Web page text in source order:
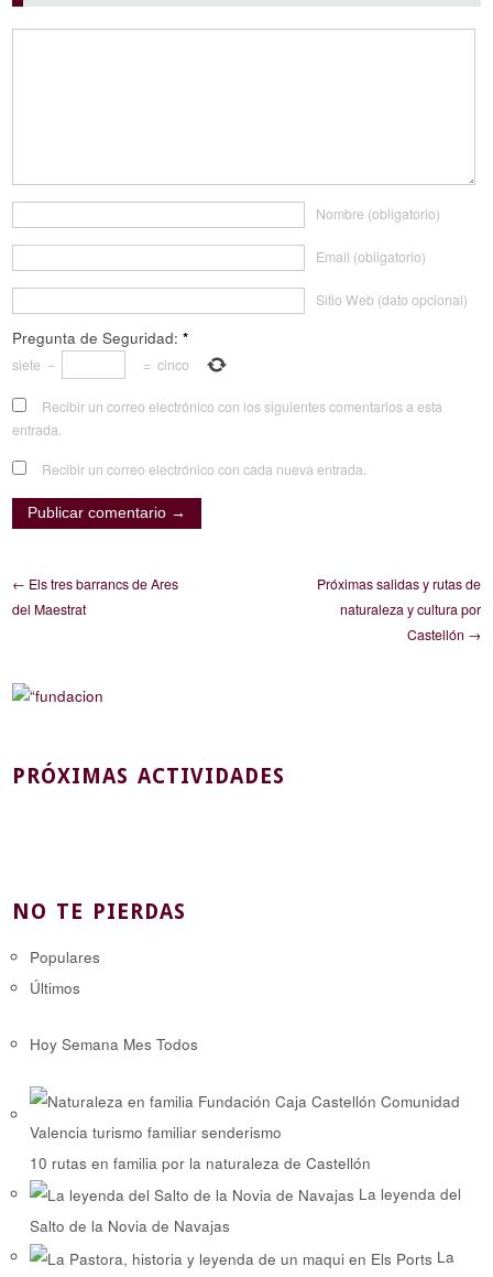
Nombre (obligatorio)
Email (obligatorio)
Sitio Web (dato opcional)
Pregunta de Seguridad: *
siete − = cinco
Recibir un correo electrónico con los siguientes comentarios a esta
entrada.
Recibir un correo electrónico con cada nueva entrada.
← Els tres barrancs de Ares
del Maestrat
Próximas salidas y rutas de
naturaleza y cultura por
Castellón →
PRÓXIMAS ACTIVIDADES
NO TE PIERDAS
Populares
Últimos
Hoy Semana Mes Todos
10 rutas en familia por la naturaleza de Castellón
La leyenda del
Salto de la Novia de Navajas
La